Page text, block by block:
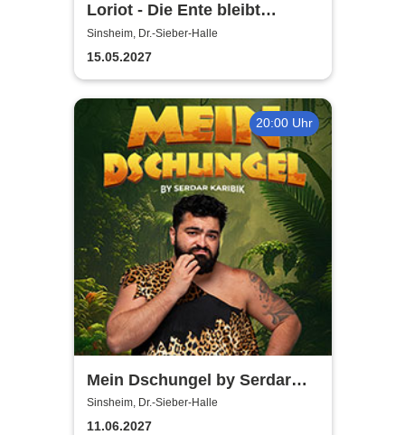
Loriot - Die Ente bleibt
draußen!
Sinsheim, Dr.-Sieber-Halle
15.05.2027
20:00 Uhr
Mein Dschungel by Serdar
Karibik
Sinsheim, Dr.-Sieber-Halle
11.06.2027